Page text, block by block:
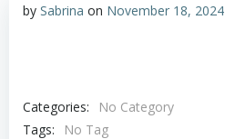
by Sabrina on November 18, 2024
Categories:
No Category
Tags:
No Tag